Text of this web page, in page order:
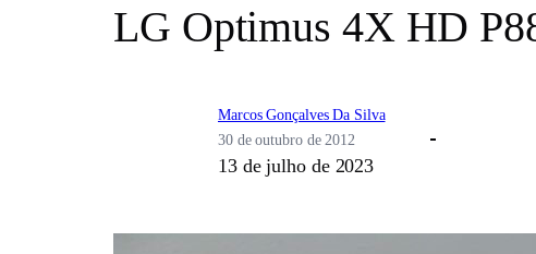
LG Optimus 4X HD
Marcos Gonçalves Da Silva
30 de outubro de 2012
13 de julho de 2023